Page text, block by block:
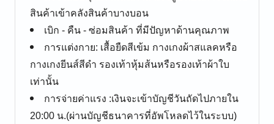
สินค้าเข้าคลังสินค้าบางบอน
เบิก - คืน - ซ่อมสินค้า ที่มีปัญหาด้านคุณภาพ
การแต่งกาย: เสื้อยืดสีเข้ม กางเกงผ้าสแลคหรือ
กางเกงยีนส์สีดำ รองเท้าหุ้มส้นหรือรองเท้าผ้าใบ
เท่านั้น
การจ่ายค่าแรง :เงินจะเข้าบัญชีวันถัดไปภายใน
20:00 น.(ผ่านบัญชีธนาคารที่อัพโหลดไว้ในระบบ)